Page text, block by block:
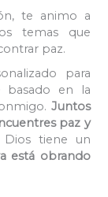
te animo a
temas que
paz.
para
basado en la
Juntos
paz y
tiene un
está obrando